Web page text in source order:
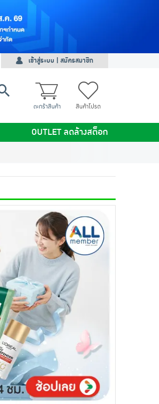
เข้าสู่ระบบ | สมัครสมาชิก
ตะกร้าสินค้า สินค้าโปรด
OUTLET ลดล้างสต็อก